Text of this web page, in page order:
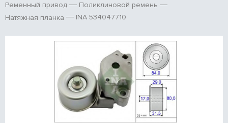
Ременный привод
Поликлиновой ремень
Натяжная планка
INA 534047710